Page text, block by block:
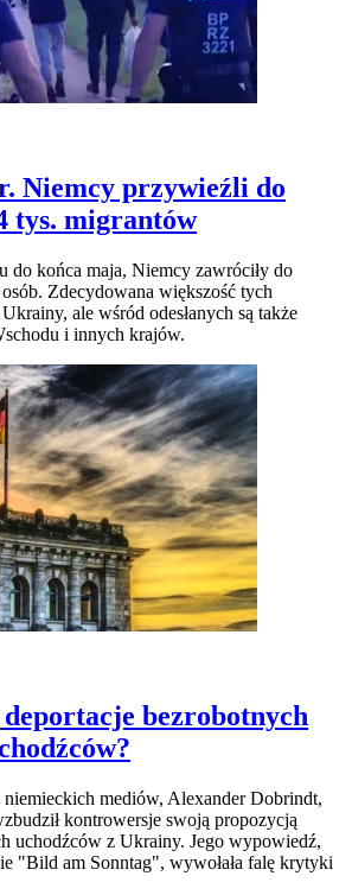
Niemcy przywieźli do
tys. migrantów
do końca maja, Niemcy zawróciły do
Zdecydowana większość tych
ale wśród odesłanych są także
i innych krajów.
bezrobotnych
mediów, Alexander Dobrindt,
kontrowersje swoją propozycją
uchodźców z Ukrainy. Jego wypowiedź,
"Bild am Sonntag", wywołała falę krytyki